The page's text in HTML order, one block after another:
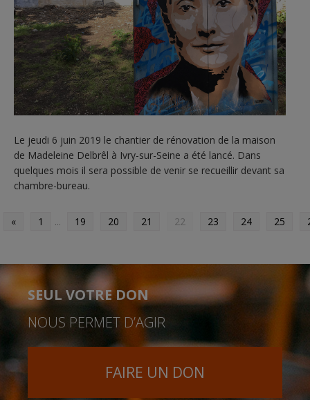
Le jeudi 6 juin 2019 le chantier de rénovation de la maison
de Madeleine Delbrêl à Ivry-sur-Seine a été lancé. Dans
quelques mois il sera possible de venir se recueillir devant sa
chambre-bureau.
« 1 ... 19 20 21 22 23 24 25
SEUL VOTRE DON
NOUS PERMET D’AGIR
FAIRE UN DON